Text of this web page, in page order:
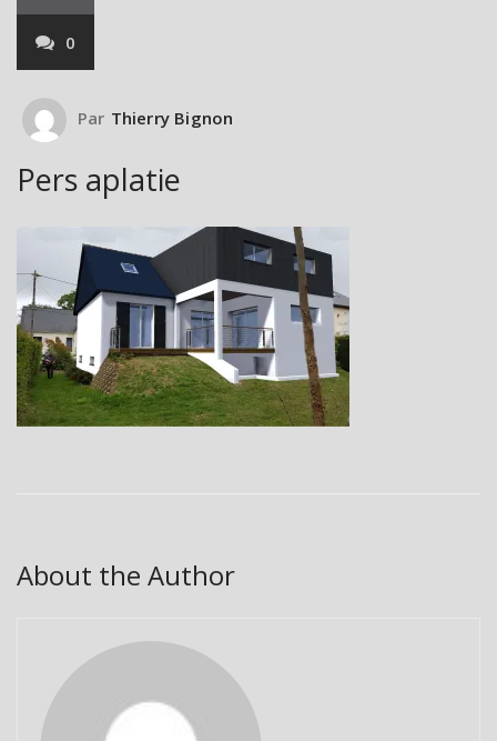
0
Par Thierry Bignon
Pers aplatie
About the Author